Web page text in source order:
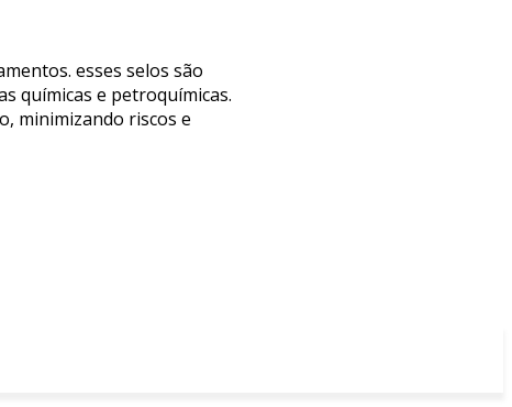
esses selos são
químicas e petroquímicas.
minimizando riscos e